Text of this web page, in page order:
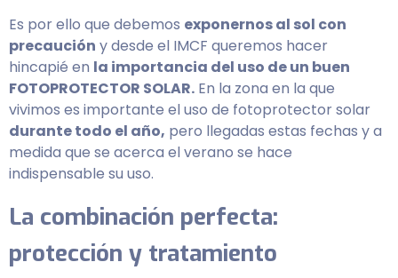
Es por ello que debemos exponernos al sol con
precaución y desde el IMCF queremos hacer
hincapié en la importancia del uso de un buen
FOTOPROTECTOR SOLAR. En la zona en la que
vivimos es importante el uso de fotoprotector solar
durante todo el año, pero llegadas estas fechas y a
medida que se acerca el verano se hace
indispensable su uso.
La combinación perfecta:
protección y tratamiento